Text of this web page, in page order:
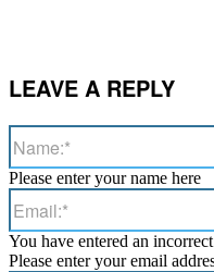
LEAVE A REPLY
Please enter your name here
You have entered an
Please enter your email